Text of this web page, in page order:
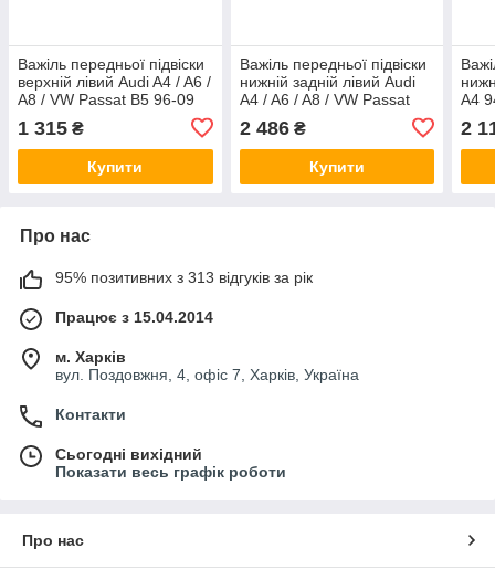
Важіль передньої підвіски
верхній лівий Audi A4 / A6 /
A8 / VW Passat B5 96-09
1 315 ₴
Купити
Важіль передньої підвіски
нижній задній лівий Audi
A4 / A6 / A8 / VW Passat
96-05 Febi Bilstein 11352
2 486₴
Купити
A4
00-
2
Про нас
95% позитивних з 313 відгуків за рік
Працює з 15.04.2014
м. Харків
вул. Поздовжня, 4, офіс 7, Харків, Україна
Контакти
Сьогодні вихідний
Показати весь графік роботи
Про нас